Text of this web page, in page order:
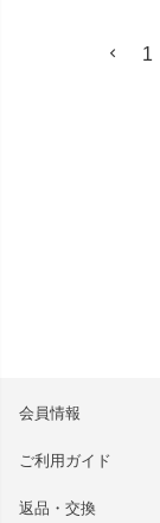
1
会員情報
ご利用ガイド
返品・交換